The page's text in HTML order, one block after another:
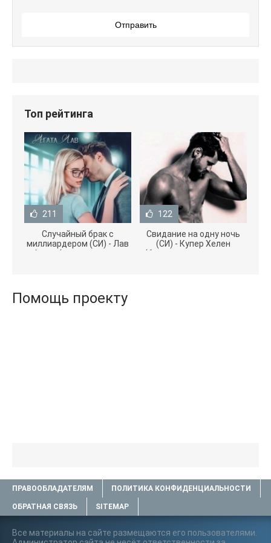
Отправить
Топ рейтинга
211
Случайный брак с
миллиардером (СИ) - Лав
Агата (полная версия
122
Свидание на одну ночь
(СИ) - Купер Хелен
(бесплатные серии книг
Помощь проекту
ПРАВООБЛАДАТЕЛЯМ ПОЛИТИКА КОНФИДЕНЦИАЛЬНОСТИ
ОБРАТНАЯ СВЯЗЬ SITEMAP
Все материалы на сайте размещаются его пользователями.